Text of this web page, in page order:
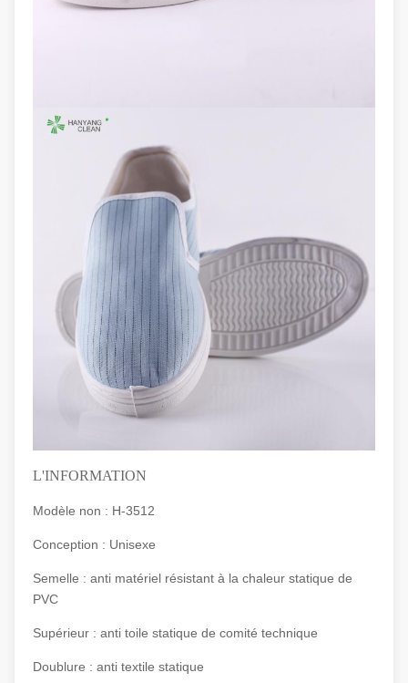
L'INFORMATION
Modèle non : H-3512
Conception : Unisexe
Semelle : anti matériel résistant à la chaleur statique de
PVC
Supérieur : anti toile statique de comité technique
Doublure : anti textile statique